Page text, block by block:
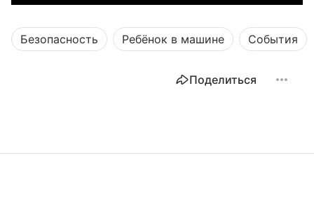
Безопасность Ребёнок в машине События
Поделиться